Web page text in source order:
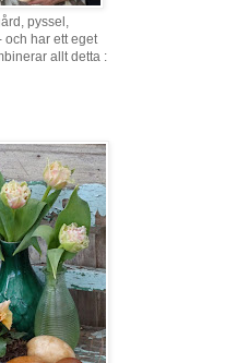
pyssel,
och har ett eget
allt detta :